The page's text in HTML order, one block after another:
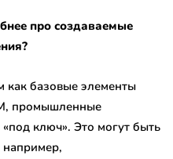
про создаваемые
базовые элементы
промышленные
ключ». Это могут быть